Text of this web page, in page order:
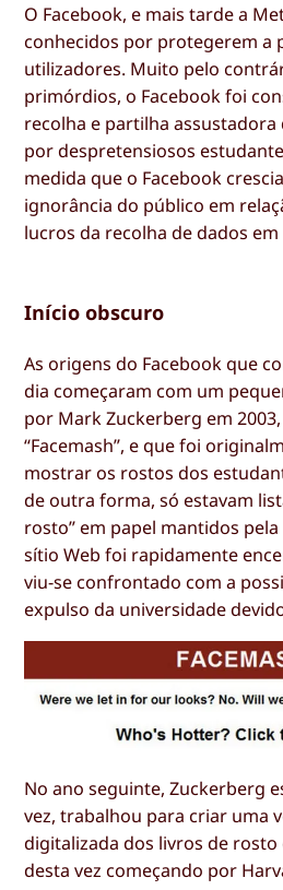
O Facebook, e mais tarde a
conhecidos por protegerem a
utilizadores. Muito pelo
primórdios, o Facebook foi
recolha e partilha
por despretensiosos
medida que o Facebook
ignorância do público em
lucros da recolha de dados
Início obscuro
As origens do Facebook que
dia começaram com um
por Mark Zuckerberg em
“Facemash”, e que foi
mostrar os rostos dos
de outra forma, só estavam
rosto” em papel mantidos
sítio Web foi rapidamente
viu-se confrontado com a
expulso da universidade
No ano seguinte, Zuckerberg
vez, trabalhou para criar uma
digitalizada dos livros de rosto
desta vez começando por